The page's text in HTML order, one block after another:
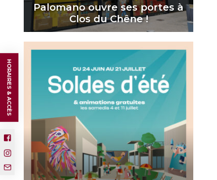
Palomano ouvre ses portes à
Clos du Chêne !
HORAIRES & ACCÈS